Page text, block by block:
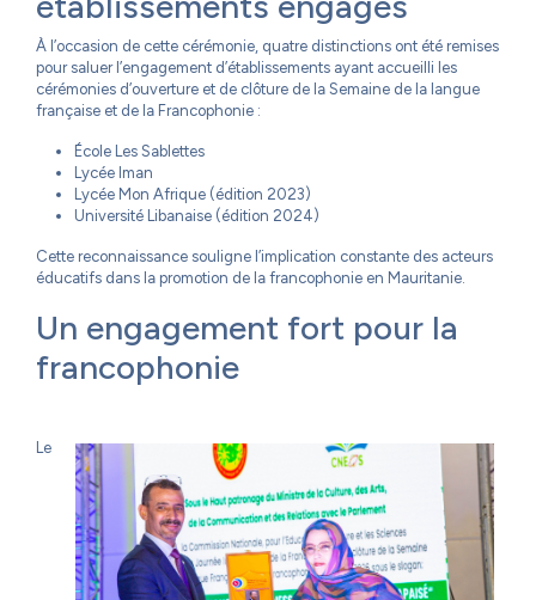
À l’occasion de cette cérémonie, quatre distinctions ont été remises
pour saluer l’engagement d’établissements ayant accueilli les
cérémonies d’ouverture et de clôture de la Semaine de la langue
française et de la Francophonie :
École Les Sablettes
Lycée Iman
Lycée Mon Afrique (édition 2023)
Université Libanaise (édition 2024)
Cette reconnaissance souligne l’implication constante des acteurs
éducatifs dans la promotion de la francophonie en Mauritanie.
Un engagement fort pour la
francophonie
Le